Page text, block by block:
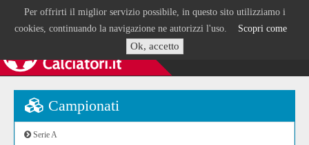
Per offrirti il miglior servizio possibile, in questo sito utilizziamo i
cookies, continuando la navigazione ne autorizzi l'uso. Scopri come
Ok, accetto
Campionati
Serie A